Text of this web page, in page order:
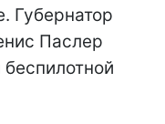
Губернатор
Паслер